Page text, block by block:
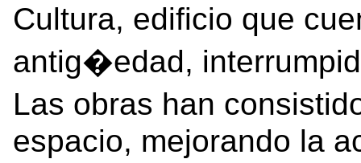
Cultura, edificio que
antig�edad,
Las obras han
espacio, mejorando la